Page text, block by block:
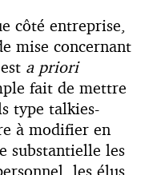
côté entreprise,
mise concernant
a priori
fait de mettre
type talkies-
à modifier en
substantielle les
les élus